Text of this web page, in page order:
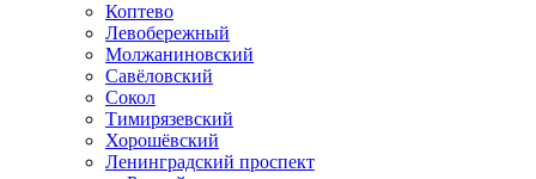
Коптево
Левобережный
Молжаниновский
Савёловский
Сокол
Тимирязевский
Хорошёвский
Ленинградский проспект